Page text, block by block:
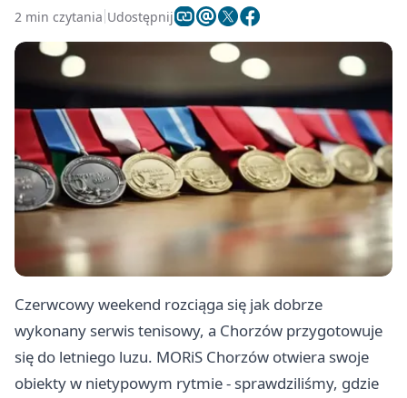
2 min czytania Udostępnij
Czerwcowy weekend rozciąga się jak dobrze
wykonany serwis tenisowy, a Chorzów przygotowuje
się do letniego luzu. MORiS Chorzów otwiera swoje
obiekty w nietypowym rytmie - sprawdziliśmy, gdzie